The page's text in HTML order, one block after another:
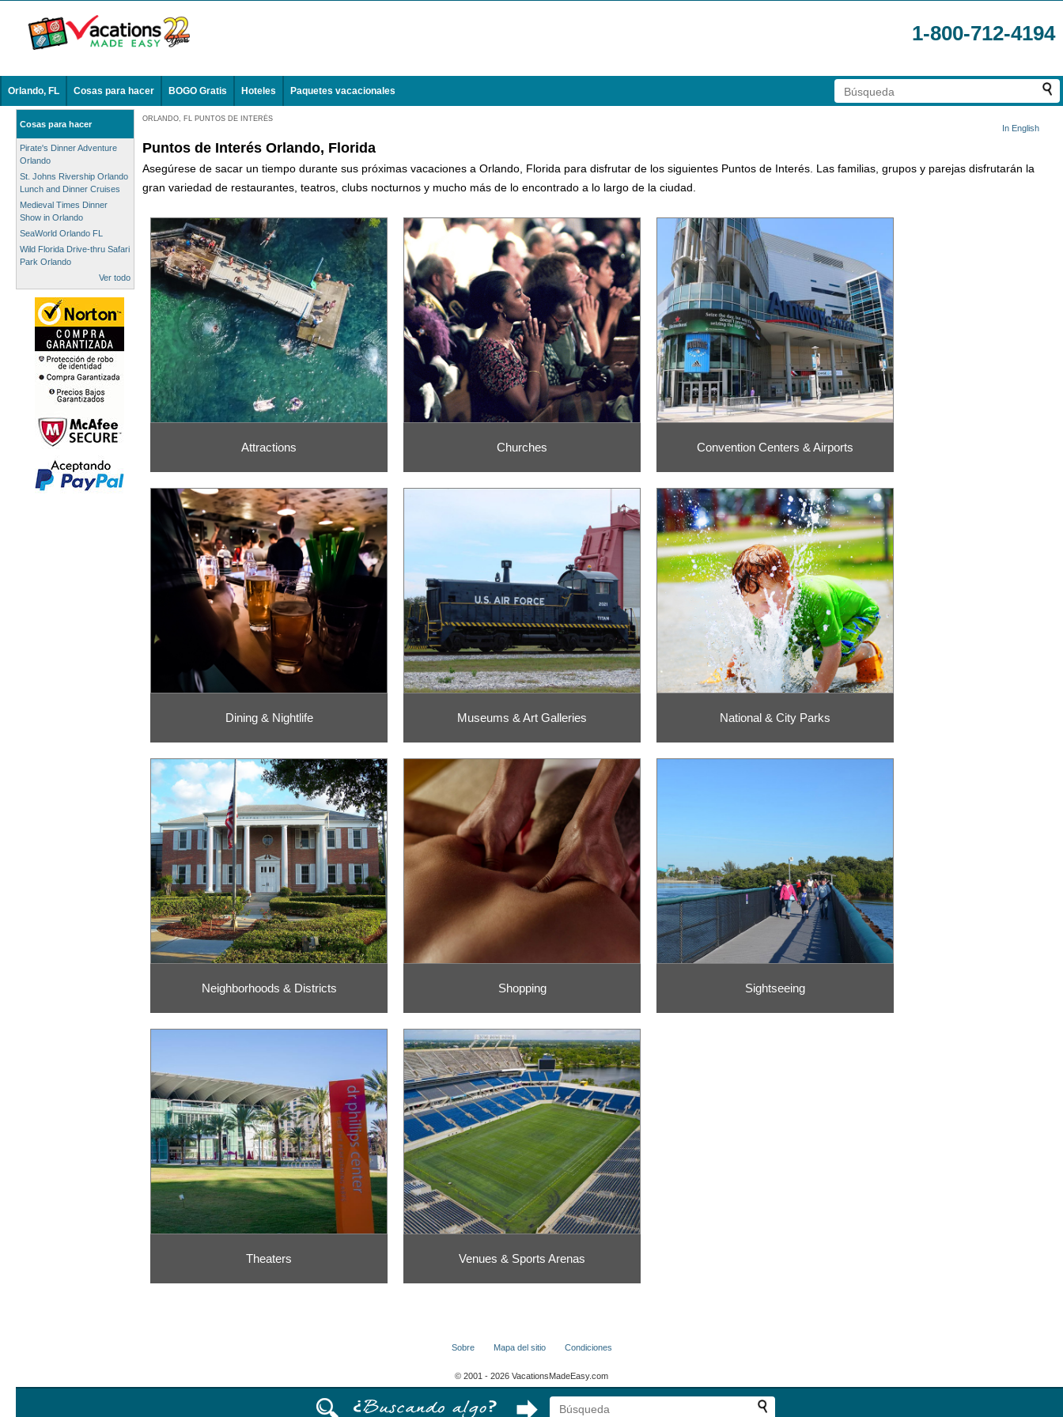
1-800-712-4194
Orlando, FL Cosas para hacer BOGO Gratis Hoteles Paquetes vacacionales
Cosas para hacer
Pirate's Dinner Adventure
Orlando
St. Johns Rivership Orlando
Lunch and Dinner Cruises
Medieval Times Dinner
Show in Orlando
SeaWorld Orlando FL
Wild Florida Drive-thru Safari
Park Orlando
Ver todo
ORLANDO, FL PUNTOS DE INTERÉS
In English
Puntos de Interés Orlando, Florida
Asegúrese de sacar un tiempo durante sus próximas vacaciones a Orlando, Florida para disfrutar de los siguientes Puntos de Interés. Las familias, grupos y parejas disfrutarán la
gran variedad de restaurantes, teatros, clubs nocturnos y mucho más de lo encontrado a lo largo de la ciudad.
Attractions Churches Convention Centers & Airports
Dining & Nightlife Museums & Art Galleries National & City Parks
Neighborhoods & Districts Shopping Sightseeing
Theaters Venues & Sports Arenas
Sobre Mapa del sitio Condiciones
© 2001 - 2026 VacationsMadeEasy.com